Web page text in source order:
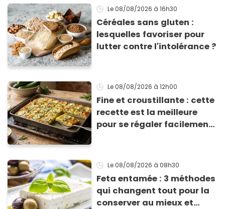
Le 08/08/2026 à 16h30
Céréales sans gluten :
lesquelles favoriser pour
lutter contre l'intolérance ?
Le 08/08/2026 à 12h00
Fine et croustillante : cette
recette est la meilleure
pour se régaler facilement
Le 08/08/2026 à 08h30
Feta entamée : 3 méthodes
qui changent tout pour la
conserver au mieux et